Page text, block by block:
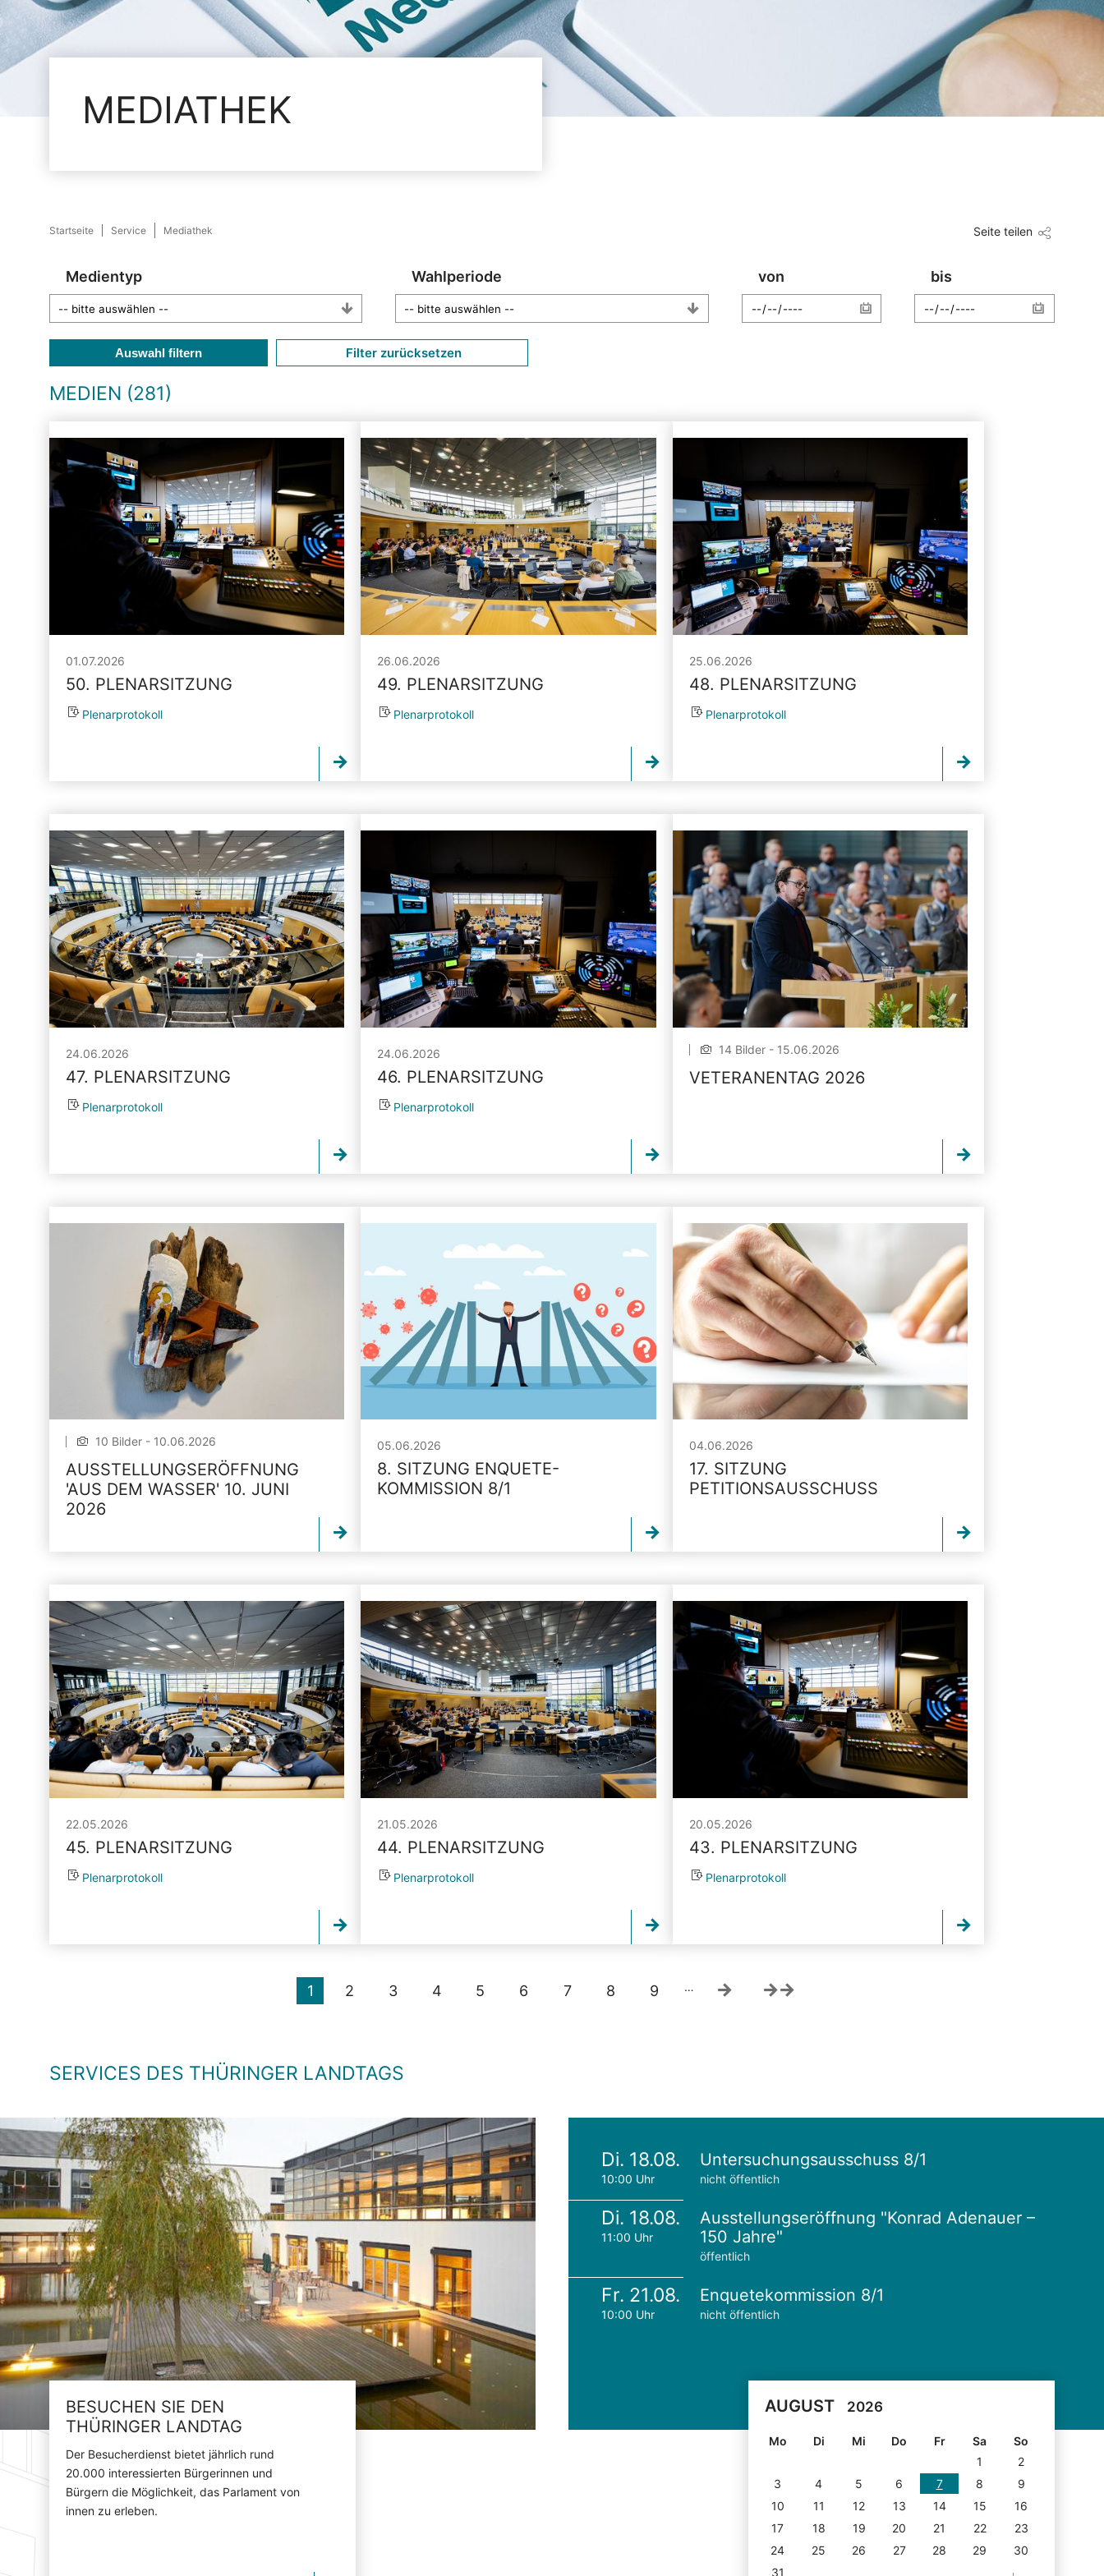
MEDIATHEK
Startseite Service Mediathek Seite teilen
Medientyp Wahlperiode von bis
Auswahl filtern Filter zurücksetzen
MEDIEN (281)
01.07.2026
50. PLENARSITZUNG
Plenarprotokoll
26.06.2026
49. PLENARSITZUNG
Plenarprotokoll
25.06.2026
48. PLENARSITZUNG
Plenarprotokoll
24.06.2026
47. PLENARSITZUNG
Plenarprotokoll
24.06.2026
46. PLENARSITZUNG
Plenarprotokoll
14 Bilder - 15.06.2026
VETERANENTAG 2026
10 Bilder - 10.06.2026
AUSSTELLUNGSERÖFFNUNG
'AUS DEM WASSER' 10. JUNI
2026
05.06.2026
8. SITZUNG ENQUETE-
KOMMISSION 8/1
04.06.2026
17. SITZUNG
PETITIONSAUSSCHUSS
22.05.2026
45. PLENARSITZUNG
Plenarprotokoll
21.05.2026
44. PLENARSITZUNG
Plenarprotokoll
20.05.2026
43. PLENARSITZUNG
Plenarprotokoll
1 2 3 4 5 6 7 8 9 …
SERVICES DES THÜRINGER LANDTAGS
BESUCHEN SIE DEN
THÜRINGER LANDTAG
Der Besucherdienst bietet jährlich rund
20.000 interessierten Bürgerinnen und
Bürgern die Möglichkeit, das Parlament von
innen zu erleben.
Di. 18.08.
10:00 Uhr
Untersuchungsausschuss 8/1
nicht öffentlich
Di. 18.08.
11:00 Uhr
Ausstellungseröffnung "Konrad Adenauer –
150 Jahre"
öffentlich
Fr. 21.08.
10:00 Uhr
Enquetekommission 8/1
nicht öffentlich
AUGUST 2026
Mo Di Mi Do Fr Sa
So
1
2
3
4 5 6 7 8
9
10
11 12 13 14 15
16
17
18 19 20 21 22
23
24
25 26 27 28 29
30
31